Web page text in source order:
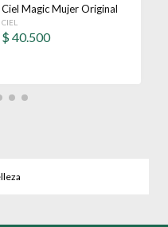
Ciel Magic Mujer Original
Edp
CIEL
$40.500